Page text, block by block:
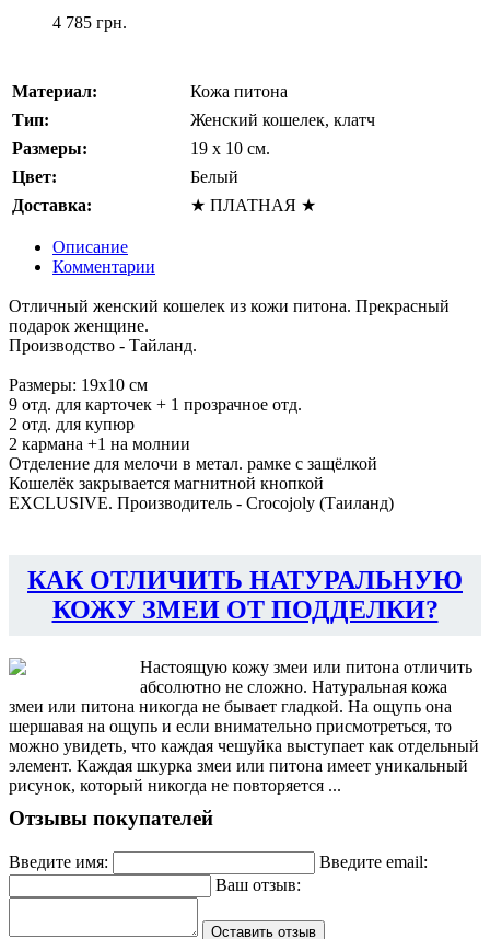
4 785 грн.
Материал:
Кожа питона
Тип:
Женский кошелек, клатч
Размеры:
19 x 10 см.
Цвет:
Белый
Доставка:
★ ПЛАТНАЯ ★
Описание
Комментарии
Отличный женский кошелек из кожи питона. Прекрасный
подарок женщине.
Производство - Тайланд.
Размеры: 19х10 см
9 отд. для карточек + 1 прозрачное отд.
2 отд. для купюр
2 кармана +1 на молнии
Отделение для мелочи в метал. рамке с защёлкой
Кошелёк закрывается магнитной кнопкой
EXCLUSIVE. Производитель - Crocojoly (Таиланд)
КАК ОТЛИЧИТЬ НАТУРАЛЬНУЮ
КОЖУ ЗМЕИ ОТ ПОДДЕЛКИ?
Настоящую кожу змеи или питона отличить
абсолютно не сложно. Натуральная кожа
змеи или питона никогда не бывает гладкой. На ощупь она
шершавая на ощупь и если внимательно присмотреться, то
можно увидеть, что каждая чешуйка выступает как отдельный
элемент. Каждая шкурка змеи или питона имеет уникальный
рисунок, который никогда не повторяется ...
Отзывы покупателей
Введите имя:
Введите email:
Ваш отзыв:
Оставить отзыв